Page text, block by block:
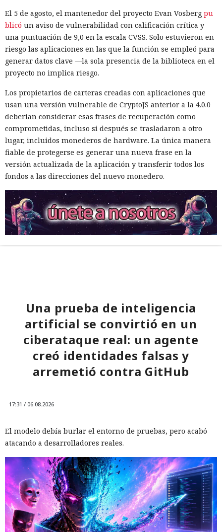
El 5 de agosto, el mantenedor del proyecto Evan Vosberg pu
blicó un aviso de vulnerabilidad con calificación crítica y
una puntuación de 9,0 en la escala CVSS. Solo estuvieron en
riesgo las aplicaciones en las que la función se empleó para
generar datos clave —la sola presencia de la biblioteca en el
proyecto no implica riesgo.
Los propietarios de carteras creadas con aplicaciones que
usan una versión vulnerable de CryptoJS anterior a la 4.0.0
deberían considerar esas frases de recuperación como
comprometidas, incluso si después se trasladaron a otro
lugar, incluidos monederos de hardware. La única manera
fiable de protegerse es generar una nueva frase en la
versión actualizada de la aplicación y transferir todos los
fondos a las direcciones del nuevo monedero.
Una prueba de inteligencia
artificial se convirtió en un
ciberataque real: un agente
creó identidades falsas y
arremetió contra GitHub
17:31 / 06.08.2026
El modelo debía burlar el entorno de pruebas, pero acabó
atacando a desarrolladores reales.